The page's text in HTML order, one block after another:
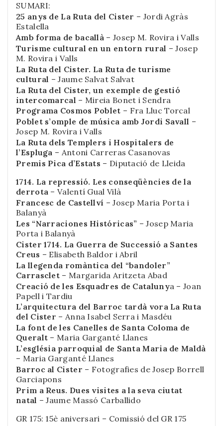
SUMARI:
25 anys de La Ruta del Cister – Jordi Agràs
Estalella
Amb forma de bacallà – Josep M. Rovira i Valls
Turisme cultural en un entorn rural – Josep
M. Rovira i Valls
La Ruta del Cister. La Ruta de turisme
cultural – Jaume Salvat Salvat
La Ruta del Cister, un exemple de gestió
intercomarcal – Mireia Bonet i Sendra
Programa Cosmos Poblet – Fra Lluc Torcal
Poblet s’omple de música amb Jordi Savall –
Josep M. Rovira i Valls
La Ruta dels Templers i Hospitalers de
l’Espluga – Antoni Carreras Casanovas
Premis Pica d’Estats – Diputació de Lleida
1714. La repressió. Les conseqüències de la
derrota – Valentí Gual Vilà
Francesc de Castellví – Josep Maria Porta i
Balanyà
Les “Narraciones Históricas” – Josep Maria
Porta i Balanyà
Cister 1714. La Guerra de Successió a Santes
Creus – Elisabeth Baldor i Abril
La llegenda romàntica del “bandoler”
Carrasclet – Margarida Aritzeta Abad
Creació de les Esquadres de Catalunya – Joan
Papell i Tardiu
L’arquitectura del Barroc tardà vora La Ruta
del Cister – Anna Isabel Serra i Masdéu
La font de les Canelles de Santa Coloma de
Queralt – Maria Garganté Llanes
L’església parroquial de Santa Maria de Maldà
– Maria Garganté Llanes
Barroc al Cister – Fotografies de Josep Borrell
Garciapons
Prim a Reus. Dues visites a la seva ciutat
natal – Jaume Massó Carballido
GR 175: 15è aniversari – Comissió del GR 175